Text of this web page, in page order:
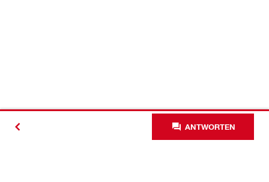
ANTWORTEN